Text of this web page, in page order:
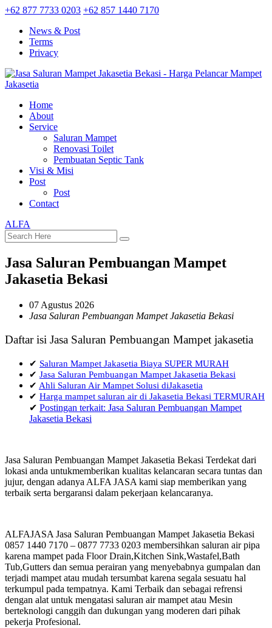
+62 877 7733 0203 +62 857 1440 7170
News & Post
Terms
Privacy
Home
About
Service
Saluran Mampet
Renovasi Toilet
Pembuatan Septic Tank
Visi & Misi
Post
Post
Contact
ALFA
Jasa Saluran Pembuangan Mampet
Jakasetia Bekasi
07 Agustus 2026
Jasa Saluran Pembuangan Mampet Jakasetia Bekasi
Daftar isi Jasa Saluran Pembuangan Mampet jakasetia
✔ Saluran Mampet Jakasetia Biaya SUPER MURAH
✔ Jasa Saluran Pembuangan Mampet Jakasetia Bekasi
✔ Ahli Saluran Air Mampet Solusi diJakasetia
✔ Harga mampet saluran air di Jakasetia Bekasi TERMURAH
✔ Postingan terkait: Jasa Saluran Pembuangan Mampet
Jakasetia Bekasi
Jasa Saluran Pembuangan Mampet Jakasetia Bekasi Terdekat dari
lokasi anda untukmemberikan kualitas kelancaran secara tuntas dan
jujur, dengan adanya ALFA JASA kami siap memberikan yang
terbaik serta bergaransi dalam pekerjaan kelancaranya.
ALFAJASA Jasa Saluran Pembuangan Mampet Jakasetia Bekasi
0857 1440 7170 – 0877 7733 0203 membersihkan saluran air pipa
karena mampet pada Floor Drain,Kitchen Sink,Wastafel,Bath
Tub,Gutters dan semua perairan yang menyebabnya gumpalan dan
terjadi mampet atau mudah tersumbat karena segala sesuatu hal
terkumpul pada tempatnya. Kami Terbaik dan sebagai refrensi
dengan alat untuk mengatasi saluran air mampet atau Mesin
berteknologi canggih dan dukungan yang moderen dari pihak
pekerja Profesional.